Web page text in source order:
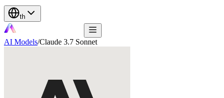
th
AI Models/Claude 3.7 Sonnet